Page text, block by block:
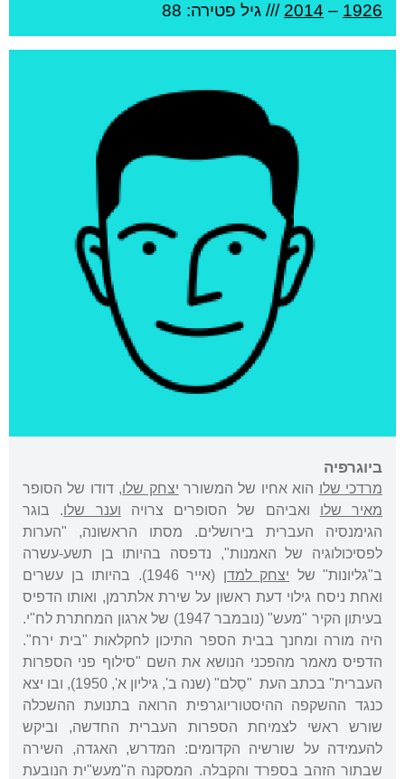
1926
–
2014 /// גיל פטירה: 88
ביוגרפיה
מרדכי שלו הוא אחיו של המשורר יצחק שלו, דודו של הסופר
מאיר שלו ואביהם של הסופרים צרויה וענר שלו. בוגר
הגימנסיה העברית בירושלים. מסתו הראשונה, "הערות
לפסיכולוגיה של האמנות", נדפסה בהיותו בן תשע-עשרה
ב"גליונות" של יצחק למדן
(אייר 1946). בהיותו בן עשרים
ואחת ניסח גילוי דעת ראשון על שירת אלתרמן, ואותו הדפיס
בעיתון הקיר "מעש" (נובמבר 1947) של ארגון המחתרת לח"י.
היה מורה ומחנך בבית הספר התיכון לחקלאות "בית ירח".
הדפיס מאמר מהפכני הנושא את השם "סילוף פני הספרות
העברית" בכתב העת "סֻלם" (שנה ב', גיליון א', 1950), ובו יצא
כנגד ההשקפה ההיסטוריוגרפית הרואה בתנועת ההשכלה
שורש ראשי לצמיחת הספרות העברית החדשה, וביקש
להעמידה על שורשיה הקדומים: המדרש, האגדה, השירה
שבתור הזהב בספרד והקבלה. המסקנה ה"מעש"ית הנובעת